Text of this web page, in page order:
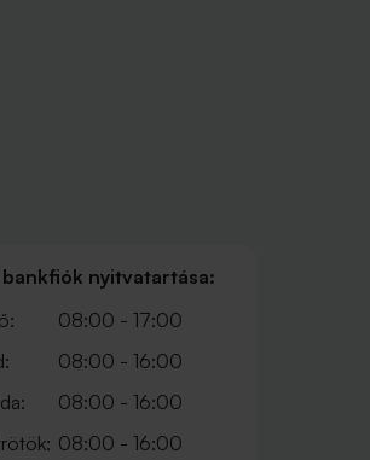
bankfiók nyitvatartása:
08:00 - 17:00
08:00 - 16:00
08:00 - 16:00
08:00 - 16:00